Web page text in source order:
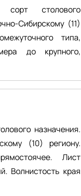
столового
Сибирскому (11)
типа,
до крупного,
назначения.
(10) региону.
Лист
Волнистость края